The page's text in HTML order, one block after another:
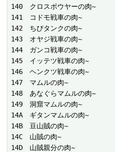
140　クロスボウヤーの肉~
141　コドモ戦車の肉~
142　ちびタンクの肉~
143　オヤジ戦車の肉~
144　ガンコ戦車の肉~
145　イッテツ戦車の肉~
146　ヘンクツ戦車の肉~
147　マムルの肉~
148　あなぐらマムルの肉~
149　洞窟マムルの肉~
14A　ギタンマムルの肉~
14B　豆山賊の肉~
14C　山賊の肉~
14D　山賊親分の肉~